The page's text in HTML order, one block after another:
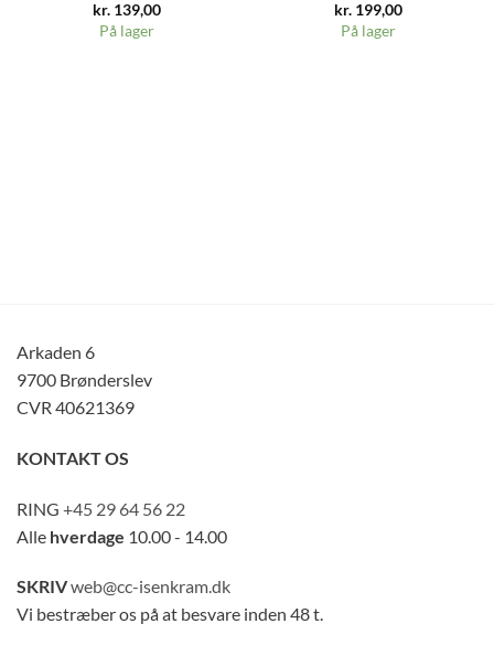
kr.139,00
På lager
kr.199,00
På lager
Arkaden 6
9700 Brønderslev
CVR 40621369
KONTAKT OS
RING +45 29 64 56 22
Alle hverdage 10.00 - 14.00
SKRIVweb@cc-isenkram.dk
Vi bestræber os på at besvare inden 48 t.